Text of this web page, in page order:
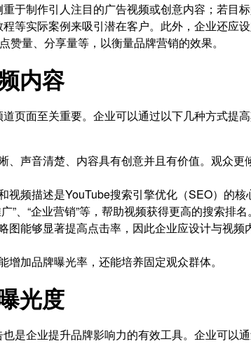
于制作引人注目的广告视频或创意内容；若目
等实际案例来吸引潜在客户。此外，企业还应
量、分享量等，以衡量品牌营销的效果。
内容
页面至关重要。企业可以通过以下几种方式提
、声音清楚、内容具有创意并且有价值。观众更
视频描述是YouTube搜索引擎优化（SEO）的核
、“企业营销”等，帮助视频获得更高的搜索排名。
图能够显著提高点击率，因此企业应设计与视频
增加品牌曝光率，还能培养固定观众群体。
光度
是企业提升品牌影响力的有效工具。企业可以